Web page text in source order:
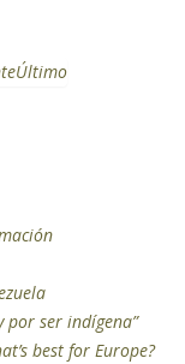
Último
por ser indígena”
best for Europe?